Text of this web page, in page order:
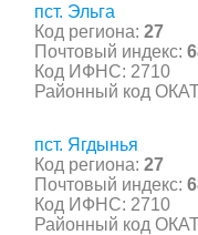
пст. Эльга
Код региона: 27
Почтовый индекс:
Код ИФНС: 2710
Районный код
пст. Ягдынья
Код региона: 27
Почтовый индекс:
Код ИФНС: 2710
Районный код